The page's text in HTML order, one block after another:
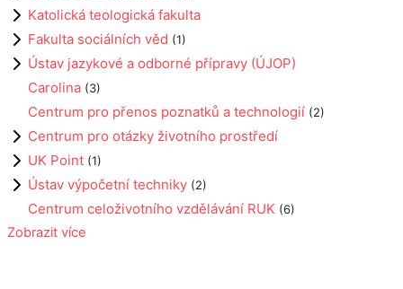
Katolická teologická fakulta
Fakulta sociálních věd (1)
Ústav jazykové a odborné přípravy (ÚJOP)
Carolina (3)
Centrum pro přenos poznatků a technologií (2)
Centrum pro otázky životního prostředí
UK Point (1)
Ústav výpočetní techniky (2)
Centrum celoživotního vzdělávání RUK (6)
Zobrazit více